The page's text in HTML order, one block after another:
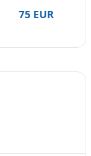
75 EUR